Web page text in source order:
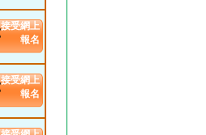
接受網上
報名
接受網上
報名